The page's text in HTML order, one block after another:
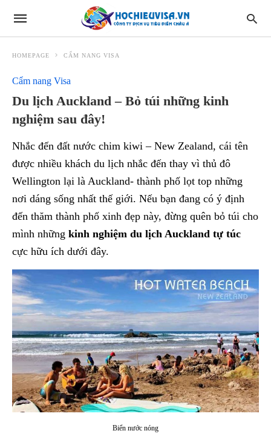
HOMEPAGE CẨM NANG VISA
Cẩm nang Visa
Du lịch Auckland – Bỏ túi những kinh
nghiệm sau đây!
Nhắc đến đất nước chim kiwi – New Zealand, cái tên
được nhiều khách du lịch nhắc đến thay vì thủ đô
Wellington lại là Auckland- thành phố lọt top những
nơi dáng sống nhất thế giới. Nếu bạn đang có ý định
đến thăm thành phố xinh đẹp này, đừng quên bỏ túi cho
mình những kinh nghiệm du lịch Auckland tự túc
cực hữu ích dưới đây.
Biển nước nóng